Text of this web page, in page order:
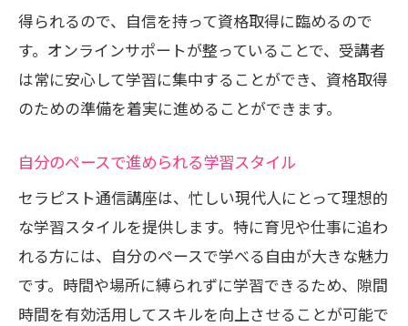
セラピスト通信講座での学びを活かし美容と
健康をサポートする方法
美容と健康に役立つリンパケアの知識
資格を活かしたセルフケアの実践法
健康維持に必要なリンパケアのテクニッ
資格を取得した後の継続的な学び方
得られるので、自信を持って資格取得に臨めるので
す。オンラインサポートが整っていることで、受講者
は常に安心して学習に集中することができ、資格取得
のための準備を着実に進めることができます。
自分のペースで進められる学習スタイル
セラピスト通信講座は、忙しい現代人にとって理想的
な学習スタイルを提供します。特に育児や仕事に追わ
れる方には、自分のペースで学べる自由が大きな魅力
です。時間や場所に縛られずに学習できるため、隙間
時間を有効活用してスキルを向上させることが可能で